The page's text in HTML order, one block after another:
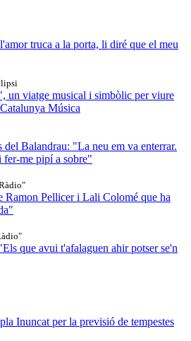
truca a la porta, li diré que el meu
un viatge musical i simbòlic per viure
Música
del Balandrau: "La neu em va enterrar.
me pipí a sobre"
Ramon Pellicer i Lali Colomé que ha
que avui t'afalaguen ahir potser se'n
Inuncat per la previsió de tempestes